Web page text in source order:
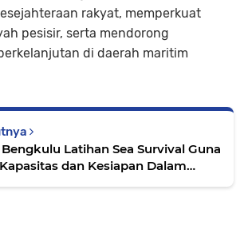
rakyat, memperkuat
pesisir, serta mendorong
di daerah maritim
Latihan Sea Survival Guna
dan Kesiapan Dalam